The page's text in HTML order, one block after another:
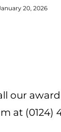
20, 2026
our
at (0124)